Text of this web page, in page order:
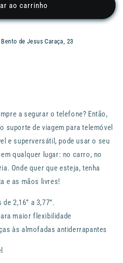
ao carrinho
de Jesus Caraça, 23
a segurar o telefone? Então,
suporte de viagem para telemóvel
e superversátil, pode usar o seu
qualquer lugar: no carro, no
Onde quer que esteja, tenha
e as mãos livres!
2,16” a 3,77”.
maior flexibilidade
às almofadas antiderrapantes